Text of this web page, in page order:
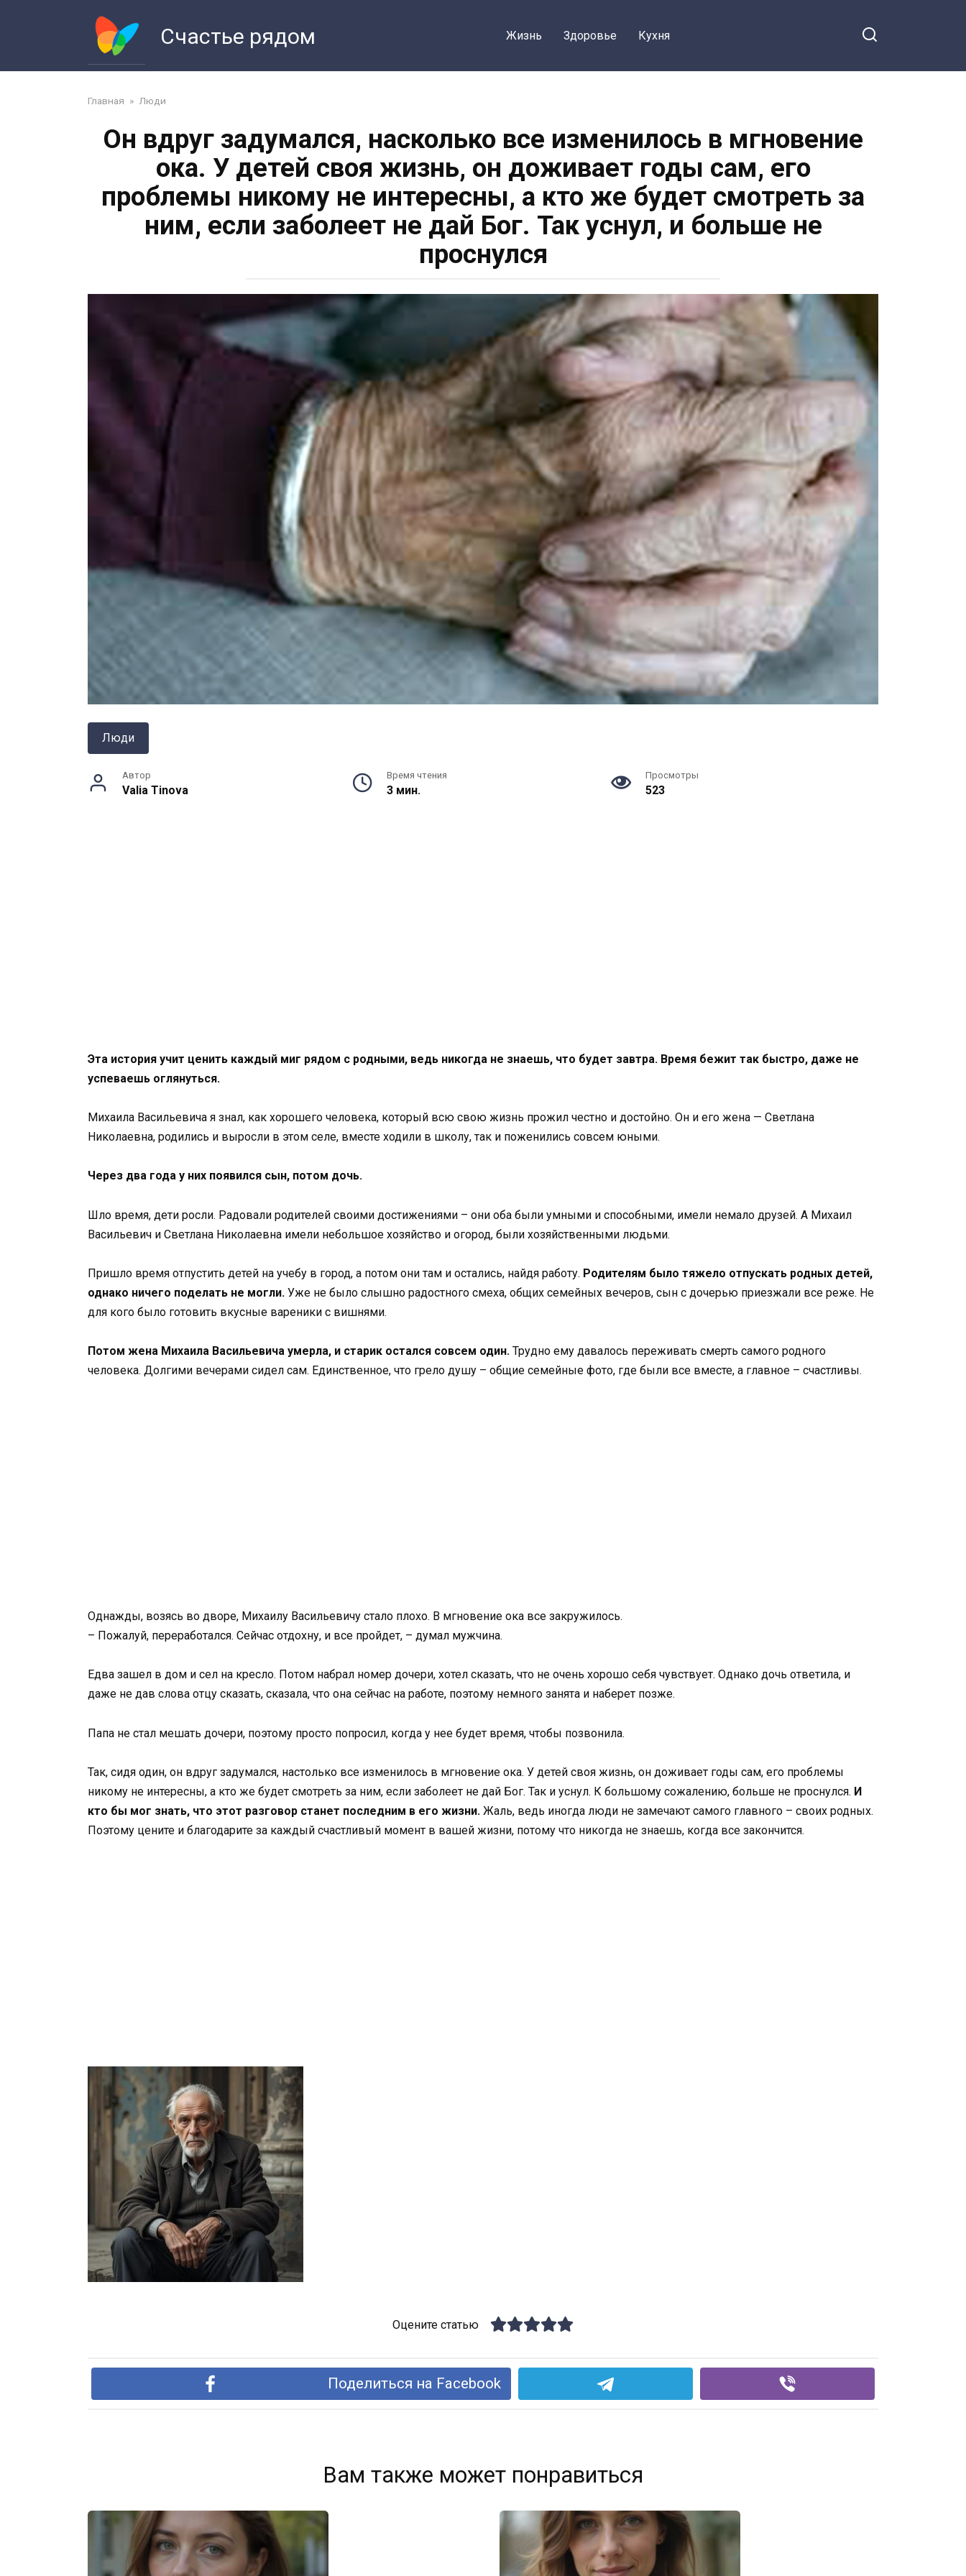
Счастье рядом Жизнь Здоровье Кухня
Главная » Люди
Он вдруг задумался, насколько все изменилось в мгновение
ока. У детей своя жизнь, он доживает годы сам, его
проблемы никому не интересны, а кто же будет смотреть за
ним, если заболеет не дай Бог. Так уснул, и больше не
проснулся
Люди
Автор
Valia Tinova
Время чтения
3 мин.
Просмотры
523
Эта история учит ценить каждый миг рядом с родными, ведь никогда не знаешь, что будет завтра. Время бежит так быстро, даже не
успеваешь оглянуться.
Михаила Васильевича я знал, как хорошего человека, который всю свою жизнь прожил честно и достойно. Он и его жена — Светлана
Николаевна, родились и выросли в этом селе, вместе ходили в школу, так и поженились совсем юными.
Через два года у них появился сын, потом дочь.
Шло время, дети росли. Радовали родителей своими достижениями – они оба были умными и способными, имели немало друзей. А Михаил
Васильевич и Светлана Николаевна имели небольшое хозяйство и огород, были хозяйственными людьми.
Пришло время отпустить детей на учебу в город, а потом они там и остались, найдя работу. Родителям было тяжело отпускать родных детей,
однако ничего поделать не могли. Уже не было слышно радостного смеха, общих семейных вечеров, сын с дочерью приезжали все реже. Не
для кого было готовить вкусные вареники с вишнями.
Потом жена Михаила Васильевича умерла, и старик остался совсем один. Трудно ему давалось переживать смерть самого родного
человека. Долгими вечерами сидел сам. Единственное, что грело душу – общие семейные фото, где были все вместе, а главное – счастливы.
Однажды, возясь во дворе, Михаилу Васильевичу стало плохо. В мгновение ока все закружилось.
– Пожалуй, переработался. Сейчас отдохну, и все пройдет, – думал мужчина.
Едва зашел в дом и сел на кресло. Потом набрал номер дочери, хотел сказать, что не очень хорошо себя чувствует. Однако дочь ответила, и
даже не дав слова отцу сказать, сказала, что она сейчас на работе, поэтому немного занята и наберет позже.
Папа не стал мешать дочери, поэтому просто попросил, когда у нее будет время, чтобы позвонила.
Так, сидя один, он вдруг задумался, настолько все изменилось в мгновение ока. У детей своя жизнь, он доживает годы сам, его проблемы
никому не интересны, а кто же будет смотреть за ним, если заболеет не дай Бог. Так и уснул. К большому сожалению, больше не проснулся. И
кто бы мог знать, что этот разговор станет последним в его жизни. Жаль, ведь иногда люди не замечают самого главного – своих родных.
Поэтому цените и благодарите за каждый счастливый момент в вашей жизни, потому что никогда не знаешь, когда все закончится.
Оцените статью
Поделиться на Facebook
Вам также может понравиться